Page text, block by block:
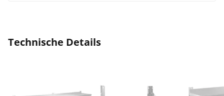
Technische Details